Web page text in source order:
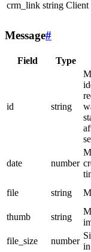
crm_link string Client
Message#
Field Type
id string
date number
file string
thumb
string
file_size
number